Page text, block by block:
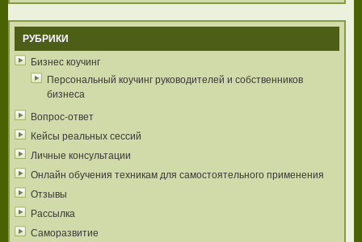
РУБРИКИ
Бизнес коучинг
Персональный коучинг руководителей и собственников
бизнеса
Вопрос-ответ
Кейсы реальных сессий
Личные консультации
Онлайн обучения техникам для самостоятельного применения
Отзывы
Рассылка
Саморазвитие